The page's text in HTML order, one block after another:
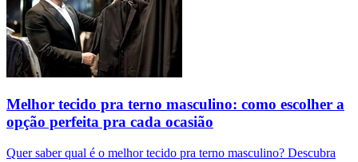
Melhor tecido pra terno masculino: como escolher a
opção perfeita pra cada ocasião
Quer saber qual é o melhor tecido pra terno masculino? Descubra